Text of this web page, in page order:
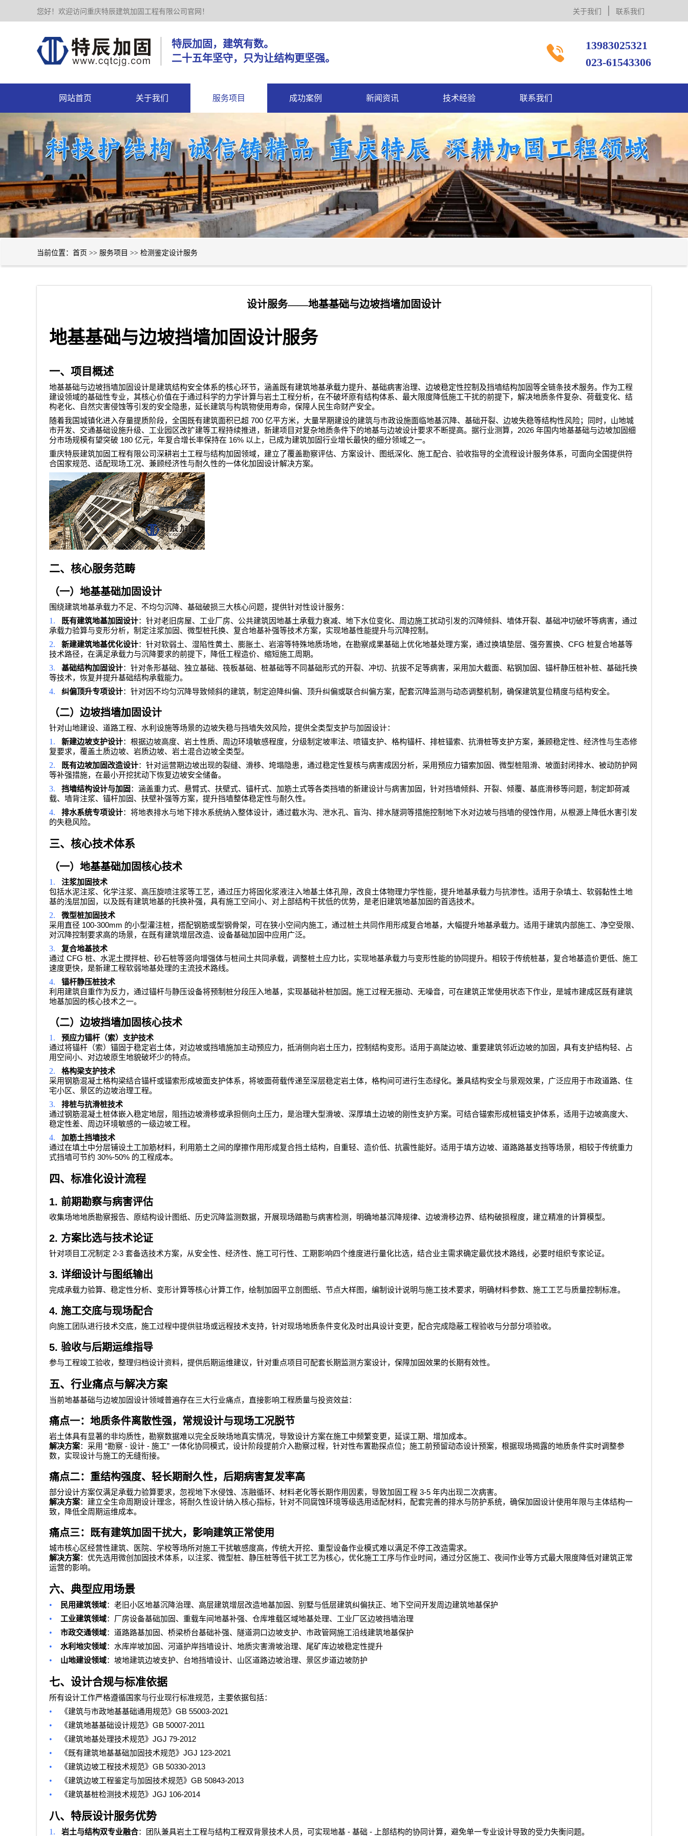
您好！欢迎访问重庆特辰建筑加固工程有限公司官网！ 关于我们 联系我们
特辰加固，建筑有数。
二十五年坚守，只为让结构更坚强。

13983025321
023-61543306
网站首页 关于我们 服务项目 成功案例 新闻资讯 技术经验 联系我们
当前位置： 首页 >> 服务项目 >> 检测鉴定设计服务
设计服务——地基基础与边坡挡墙加固设计
地基基础与边坡挡墙加固设计服务
一、项目概述
地基基础与边坡挡墙加固设计是建筑结构安全体系的核心环节，涵盖既有建筑地基承载力提升、基础病害治理、边坡稳定性控制及挡墙结构加固等全链条技术服务。作为工程
建设领域的基础性专业，其核心价值在于通过科学的力学计算与岩土工程分析，在不破坏原有结构体系、最大限度降低施工干扰的前提下，解决地质条件复杂、荷载变化、结
构老化、自然灾害侵蚀等引发的安全隐患，延长建筑与构筑物使用寿命，保障人民生命财产安全。
随着我国城镇化进入存量提质阶段，全国既有建筑面积已超 700 亿平方米，大量早期建设的建筑与市政设施面临地基沉降、基础开裂、边坡失稳等结构性风险；同时，山地城
市开发、交通基础设施升级、工业园区改扩建等工程持续推进，新建项目对复杂地质条件下的地基与边坡设计要求不断提高。据行业测算， 2026 年国内地基基础与边坡加固细
分市场规模有望突破 180 亿元，年复合增长率保持在 16% 以上，已成为建筑加固行业增长最快的细分领域之一。
重庆特辰建筑加固工程有限公司 深耕岩土工程与结构加固领域，建立了覆盖勘察评估、方案设计、图纸深化、施工配合、验收指导的全流程设计服务体系，可面向全国提供符
合国家规范、适配现场工况、兼顾经济性与耐久性的一体化加固设计解决方案。
二、核心服务范畴
（一）地基基础加固设计
围绕建筑地基承载力不足、不均匀沉降、基础破损三大核心问题，提供针对性设计服务：
1. 既有建筑地基加固设计：针对老旧房屋、工业厂房、公共建筑因地基土承载力衰减、地下水位变化、周边施工扰动引发的沉降倾斜、墙体开裂、基础冲切破坏等病害，通过
承载力验算与变形分析，制定注浆加固、微型桩托换、复合地基补强等技术方案，实现地基性能提升与沉降控制。
2. 新建建筑地基优化设计：针对软弱土、湿陷性黄土、膨胀土、岩溶等特殊地质场地，在勘察成果基础上优化地基处理方案，通过换填垫层、强夯置换、 CFG 桩复合地基等
技术路径，在满足承载力与沉降要求的前提下，降低工程造价、缩短施工周期。
3. 基础结构加固设计：针对条形基础、独立基础、筏板基础、桩基础等不同基础形式的开裂、冲切、抗拔不足等病害，采用加大截面、粘钢加固、锚杆静压桩补桩、基础托换
等技术，恢复并提升基础结构承载能力。
4. 纠偏顶升专项设计：针对因不均匀沉降导致倾斜的建筑，制定迫降纠偏、顶升纠偏或联合纠偏方案，配套沉降监测与动态调整机制，确保建筑复位精度与结构安全。
（二）边坡挡墙加固设计
针对山地建设、道路工程、水利设施等场景的边坡失稳与挡墙失效风险，提供全类型支护与加固设计：
1. 新建边坡支护设计：根据边坡高度、岩土性质、周边环境敏感程度，分级制定坡率法、喷锚支护、格构锚杆、排桩锚索、抗滑桩等支护方案，兼顾稳定性、经济性与生态修
复要求，覆盖土质边坡、岩质边坡、岩土混合边坡全类型。
2. 既有边坡加固改造设计：针对运营期边坡出现的裂缝、滑移、垮塌隐患，通过稳定性复核与病害成因分析，采用预应力锚索加固、微型桩阻滑、坡面封闭排水、被动防护网
等补强措施，在最小开挖扰动下恢复边坡安全储备。
3. 挡墙结构设计与加固 ：涵盖重力式、悬臂式、扶壁式、锚杆式、加筋土式等各类挡墙的新建设计与病害加固，针对挡墙倾斜、开裂、倾覆、基底滑移等问题，制定卸荷减
载、墙背注浆、锚杆加固、扶壁补强等方案，提升挡墙整体稳定性与耐久性。
4. 排水系统专项设计：将地表排水与地下排水系统纳入整体设计，通过截水沟、泄水孔、盲沟、排水隧洞等措施控制地下水对边坡与挡墙的侵蚀作用，从根源上降低水害引发
的失稳风险。
三、核心技术体系
（一）地基基础加固核心技术
1.
注浆加固技术
包括水泥注浆、化学注浆、高压旋喷注浆等工艺，通过压力将固化浆液注入地基土体孔隙，改良土体物理力学性能，提升地基承载力与抗渗性。适用于杂填土、软弱黏性土地
基的浅层加固，以及既有建筑地基的托换补强，具有施工空间小、对上部结构干扰低的优势，是老旧建筑地基加固的首选技术。
2.
微型桩加固技术
采用直径 100-300mm 的小型灌注桩，搭配钢筋或型钢骨架，可在狭小空间内施工，通过桩土共同作用形成复合地基，大幅提升地基承载力。适用于建筑内部施工、净空受限、
对沉降控制要求高的场景，在既有建筑增层改造、设备基础加固中应用广泛。
3.
复合地基技术
通过 CFG 桩、水泥土搅拌桩、砂石桩等竖向增强体与桩间土共同承载，调整桩土应力比，实现地基承载力与变形性能的协同提升。相较于传统桩基，复合地基造价更低、施工
速度更快，是新建工程软弱地基处理的主流技术路线。
4.
锚杆静压桩技术
利用建筑自重作为反力，通过锚杆与静压设备将预制桩分段压入地基，实现基础补桩加固。施工过程无振动、无噪音，可在建筑正常使用状态下作业，是城市建成区既有建筑
地基加固的核心技术之一。
（二）边坡挡墙加固核心技术
1.
预应力锚杆（索）支护技术
通过将锚杆（索）锚固于稳定岩土体，对边坡或挡墙施加主动预应力，抵消侧向岩土压力，控制结构变形。适用于高陡边坡、重要建筑邻近边坡的加固，具有支护结构轻、占
用空间小、对边坡原生地貌破坏少的特点。
2.
格构梁支护技术
采用钢筋混凝土格构梁结合锚杆或锚索形成坡面支护体系，将坡面荷载传递至深层稳定岩土体，格构间可进行生态绿化。兼具结构安全与景观效果，广泛应用于市政道路、住
宅小区、景区的边坡治理工程。
3.
排桩与抗滑桩技术
通过钢筋混凝土桩体嵌入稳定地层，阻挡边坡滑移或承担侧向土压力，是治理大型滑坡、深厚填土边坡的刚性支护方案。可结合锚索形成桩锚支护体系，适用于边坡高度大、
稳定性差、周边环境敏感的一级边坡工程。
4.
加筋土挡墙技术
通过在填土中分层铺设土工加筋材料，利用筋土之间的摩擦作用形成复合挡土结构，自重轻、造价低、抗震性能好。适用于填方边坡、道路路基支挡等场景，相较于传统重力
式挡墙可节约 30%-50% 的工程成本。
四、标准化设计流程
1. 前期勘察与病害评估
收集场地地质勘察报告、原结构设计图纸、历史沉降监测数据，开展现场踏勘与病害检测，明确地基沉降规律、边坡滑移边界、结构破损程度，建立精准的计算模型。
2. 方案比选与技术论证
针对项目工况制定 2-3 套备选技术方案，从安全性、经济性、施工可行性、工期影响四个维度进行量化比选，结合业主需求确定最优技术路线，必要时组织专家论证。
3. 详细设计与图纸输出
完成承载力验算、稳定性分析、变形计算等核心计算工作，绘制加固平立剖图纸、节点大样图，编制设计说明与施工技术要求，明确材料参数、施工工艺与质量控制标准。
4. 施工交底与现场配合
向施工团队进行技术交底，施工过程中提供驻场或远程技术支持，针对现场地质条件变化及时出具设计变更，配合完成隐蔽工程验收与分部分项验收。
5. 验收与后期运维指导
参与工程竣工验收，整理归档设计资料，提供后期运维建议，针对重点项目可配套长期监测方案设计，保障加固效果的长期有效性。
五、行业痛点与解决方案
当前地基基础与边坡加固设计领域普遍存在三大行业痛点，直接影响工程质量与投资效益：
痛点一：地质条件离散性强，常规设计与现场工况脱节
岩土体具有显著的非均质性，勘察数据难以完全反映场地真实情况，导致设计方案在施工中频繁变更，延误工期、增加成本。
解决方案：采用 “勘察 - 设计 - 施工” 一体化协同模式，设计阶段提前介入勘察过程，针对性布置勘探点位；施工前预留动态设计预案，根据现场揭露的地质条件实时调整参
数，实现设计与施工的无缝衔接。
痛点二：重结构强度、轻长期耐久性，后期病害复发率高
部分设计方案仅满足承载力验算要求，忽视地下水侵蚀、冻融循环、材料老化等长期作用因素，导致加固工程 3-5 年内出现二次病害。
解决方案：建立全生命周期设计理念，将耐久性设计纳入核心指标，针对不同腐蚀环境等级选用适配材料，配套完善的排水与防护系统，确保加固设计使用年限与主体结构一
致，降低全周期运维成本。
痛点三：既有建筑加固干扰大，影响建筑正常使用
城市核心区经营性建筑、医院、学校等场所对施工干扰敏感度高，传统大开挖、重型设备作业模式难以满足不停工改造需求。
解决方案：优先选用微创加固技术体系，以注浆、微型桩、静压桩等低干扰工艺为核心，优化施工工序与作业时间，通过分区施工、夜间作业等方式最大限度降低对建筑正常
运营的影响。
六、典型应用场景
• 民用建筑领域：老旧小区地基沉降治理、高层建筑增层改造地基加固、别墅与低层建筑纠偏扶正、地下空间开发周边建筑地基保护
• 工业建筑领域：厂房设备基础加固、重载车间地基补强、仓库堆载区域地基处理、工业厂区边坡挡墙治理
• 市政交通领域：道路路基加固、桥梁桥台基础补强、隧道洞口边坡支护、市政管网施工沿线建筑地基保护
• 水利地灾领域：水库岸坡加固、河道护岸挡墙设计、地质灾害滑坡治理、尾矿库边坡稳定性提升
• 山地建设领域：坡地建筑边坡支护、台地挡墙设计、山区道路边坡治理、景区步道边坡防护
七、设计合规与标准依据
所有设计工作严格遵循国家与行业现行标准规范，主要依据包括：
• 《建筑与市政地基基础通用规范》 GB 55003-2021
•
《建筑地基基础设计规范》 GB 50007-2011
•
《建筑地基处理技术规范》 JGJ 79-2012
•
《既有建筑地基基础加固技术规范》 JGJ 123-2021
•
《建筑边坡工程技术规范》 GB 50330-2013
•
《建筑边坡工程鉴定与加固技术规范》 GB 50843-2013
•
《建筑基桩检测技术规范》 JGJ 106-2014
八、特辰设计服务优势
1. 岩土与结构双专业融合：团队兼具岩土工程与结构工程双背景技术人员，可实现地基 - 基础 - 上部结构的协同计算，避免单一专业设计导致的受力失衡问题。